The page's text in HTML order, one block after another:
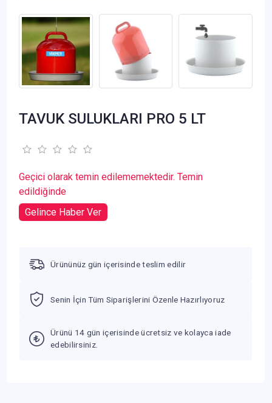
TAVUK SULUKLARI PRO 5 LT
Geçici olarak temin edilememektedir. Temin
edildiğinde
Gelince Haber Ver
Ürününüz gün içerisinde teslim edilir
Senin İçin Tüm Siparişlerini Özenle Hazırlıyoruz
Ürünü 14 gün içerisinde ücretsiz ve kolayca iade
edebilirsiniz.